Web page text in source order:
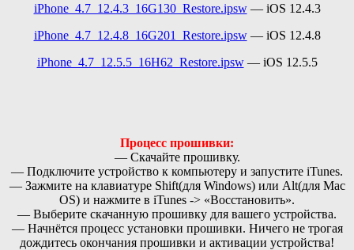
iPhone_4.7_12.4.3_16G130_Restore.ipsw— iOS 12.4.3
iPhone_4.7_12.4.8_16G201_Restore.ipsw— iOS 12.4.8
iPhone_4.7_12.5.5_16H62_Restore.ipsw— iOS 12.5.5
Процесс прошивки:
— Скачайте прошивку.
— Подключите устройство к компьютеру и запустите iTunes.
— Зажмите на клавиатуре Shift(для Windows) или Alt(для Mаc
OS) и нажмите в iTunes -> «Восстановить».
— Выберите скачанную прошивку для вашего устройства.
— Начнётся процесс установки прошивки. Ничего не трогая
дождитесь окончания прошивки и активации устройства!